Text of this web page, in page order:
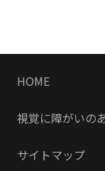
HOME
視覚に障がいの
サイトマップ